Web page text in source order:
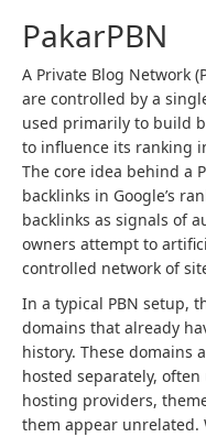
PakarPBN
A Private Blog Network
are controlled by a
used primarily to build
to influence its ranking
The core idea behind a
backlinks in Google’s
backlinks as signals of
owners attempt to
controlled network of
In a typical PBN setup,
domains that already
history. These domains
hosted separately,
hosting providers,
them appear